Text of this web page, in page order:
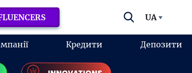
UA
Кредити Депозити